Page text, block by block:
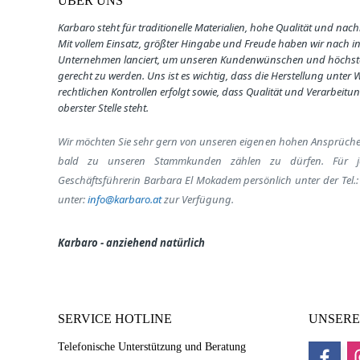
Karbaro steht für traditionelle Materialien, hohe Qualität und
Mit vollem Einsatz, größter Hingabe und Freude haben wir nach
Unternehmen lanciert, um unseren Kundenwünschen und
gerecht zu werden. Uns ist es wichtig, dass die Herstellung unter
rechtlichen Kontrollen erfolgt sowie, dass Qualität und
oberster Stelle steht.
Wir möchten Sie sehr gern von unseren eigenen hohen
bald zu unseren Stammkunden zählen zu dürfen. Für
Geschäftsführerin Barbara El Mokadem persönlich unter der
unter:info@karbaro.atzur Verfügung.
Karbaro - anziehend natürlich
SERVICE HOTLINE
Telefonische Unterstützung und Beratung